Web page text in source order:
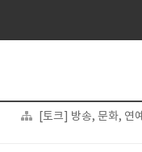
[토크] 방송, 문화, 연예